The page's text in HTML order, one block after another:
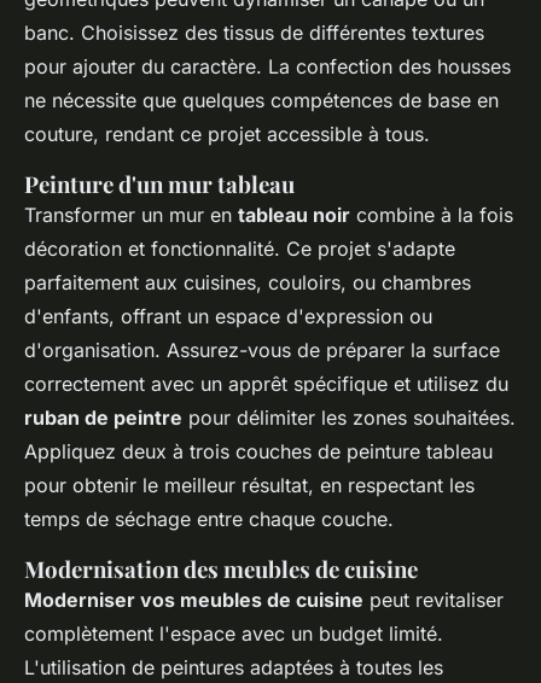
banc. Choisissez des tissus de différentes textures
pour ajouter du caractère. La confection des housses
ne nécessite que quelques compétences de base en
couture, rendant ce projet accessible à tous.
Peinture d'un mur tableau
Transformer un mur en tableau noir combine à la fois
décoration et fonctionnalité. Ce projet s'adapte
parfaitement aux cuisines, couloirs, ou chambres
d'enfants, offrant un espace d'expression ou
d'organisation. Assurez-vous de préparer la surface
correctement avec un apprêt spécifique et utilisez du
ruban de peintre pour délimiter les zones souhaitées.
Appliquez deux à trois couches de peinture tableau
pour obtenir le meilleur résultat, en respectant les
temps de séchage entre chaque couche.
Modernisation des meubles de cuisine
Moderniser vos meubles de cuisine peut revitaliser
complètement l'espace avec un budget limité.
L'utilisation de peintures adaptées à toutes les